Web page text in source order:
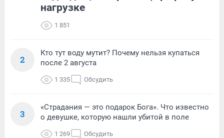
нагрузке
1 851
2
Кто тут воду мутит? Почему нельзя купаться
после 2 августа
1 335 Обсудить
3
«Страдания — это подарок Бога». Что известно
о девушке, которую нашли убитой в поле
1 269 Обсудить